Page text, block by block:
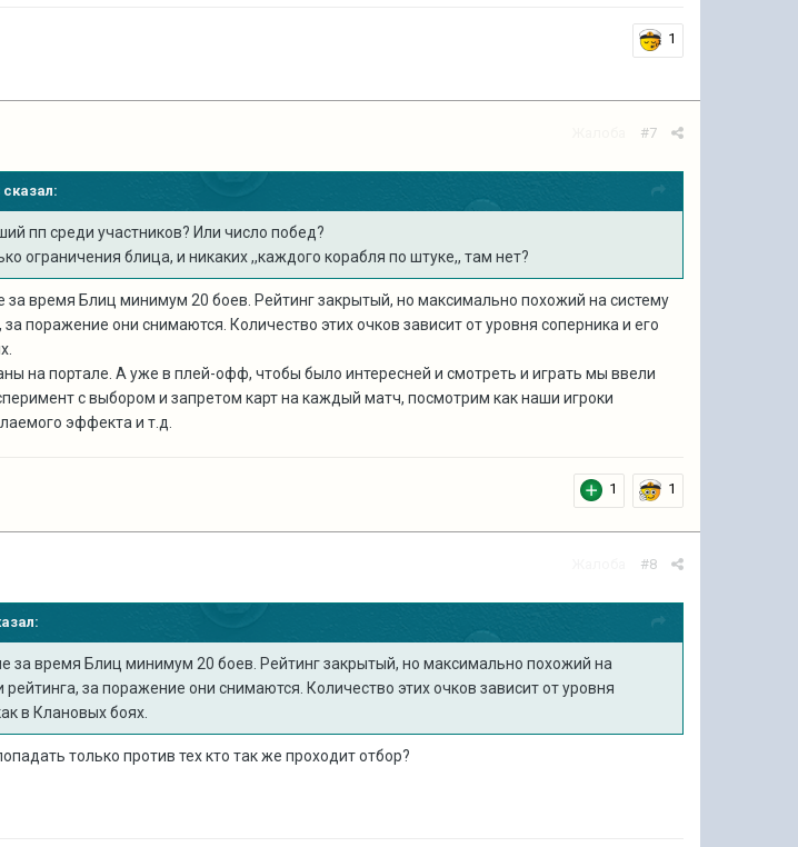
1
#7
сказал:
пп среди участников? Или число побед?
ограничения блица, и никаких ,,каждого корабля по штуке,, там нет?
за время Блиц минимум 20 боев. Рейтинг закрытый, но максимально похожий на систему
поражение они снимаются. Количество этих очков зависит от уровня соперника и его
на портале. А уже в плей-офф, чтобы было интересней и смотреть и играть мы ввели
с выбором и запретом карт на каждый матч, посмотрим как наши игроки
эффекта и т.д.
1 1
#8
за время Блиц минимум 20 боев. Рейтинг закрытый, но максимально похожий на
за поражение они снимаются. Количество этих очков зависит от уровня
в Клановых боях.
только против тех кто так же проходит отбор?